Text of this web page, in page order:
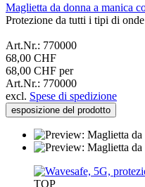
Maglietta da donna a manica
Protezione da tutti i tipi di
Art.Nr.: 770000
68,00 CHF
68,00 CHF per
Art.Nr.: 770000
excl. Spese di spedizione
esposizione del prodotto
TOP